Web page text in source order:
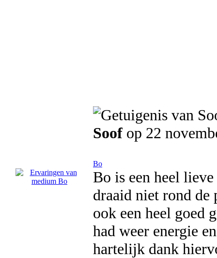
Soof op 22
Bo
Bo is een heel
draaid niet rond de
ook een heel goed
had weer energie
hartelijk dank